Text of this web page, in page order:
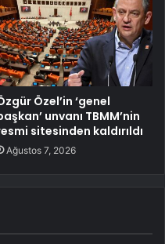
Özel’in ‘genel
unvanı TBMM’nin
sitesinden kaldırıldı
Ağustos 7, 2026